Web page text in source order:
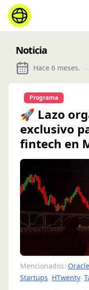
Noticia
Hace 6 meses.
Programa
🚀 Lazo
exclusivo
fintech en
Mencionados:
Startups HTwenty